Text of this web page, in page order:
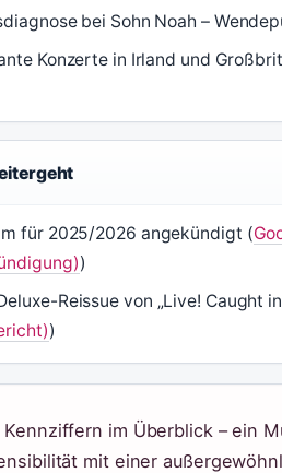
bei Sohn Noah –
Konzerte in Irland und
für 2025/2026 angekündigt (
)
Reissue von „Live! Caught
)
im Überblick – ein
mit einer